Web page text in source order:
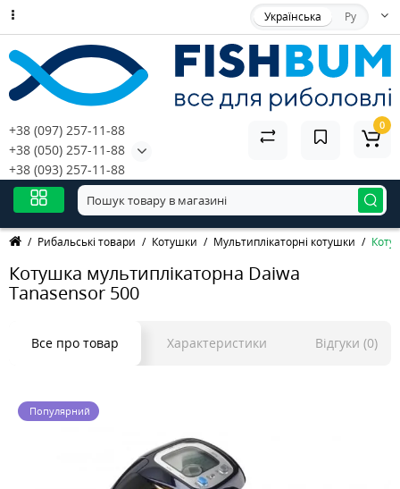
Українська Ру
+38 (097) 257-11-88
+38 (050) 257-11-88
+38 (093) 257-11-88
0
Рибальські товари Котушки Мультиплікаторні котушки
Котушка мультиплікаторна Daiwa
Tanasensor 500
Все про товар Характеристики Відгуки (0)
Популярний